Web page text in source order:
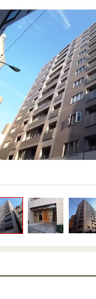
電子ブック）
試算
電子ブック）